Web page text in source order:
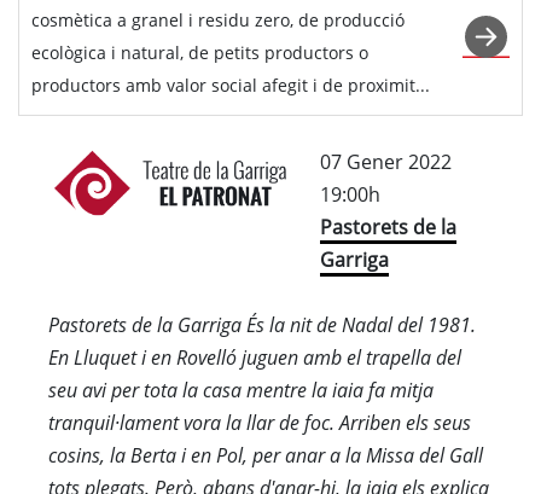
cosmètica a granel i residu zero, de producció
ecològica i natural, de petits productors o
productors amb valor social afegit i de proximit...
07 Gener 2022
19:00h
Pastorets de la
Garriga
Pastorets de la Garriga És la nit de Nadal del 1981.
En Lluquet i en Rovelló juguen amb el trapella del
seu avi per tota la casa mentre la iaia fa mitja
tranquil·lament vora la llar de foc. Arriben els seus
cosins, la Berta i en Pol, per anar a la Missa del Gall
tots plegats. Però, abans d'anar-hi, la iaia els explica